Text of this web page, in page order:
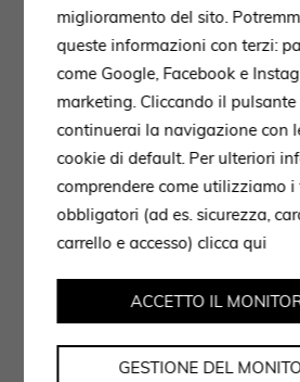
miglioramento del sito.
queste informazioni con terzi:
come Google, Facebook e
marketing. Cliccando il
continuerai la navigazione con
cookie di default. Per ulteriori
comprendere come utilizziamo
obbligatori (ad es. sicurezza,
carrello e accesso)clicca qui
GESTIONE DEL
ACCETTO IL